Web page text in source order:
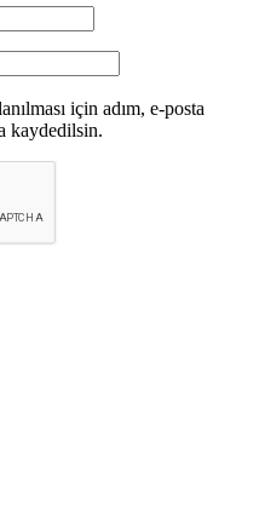
için adım, e-posta
kaydedilsin.